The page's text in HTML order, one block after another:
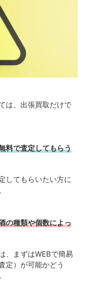
は、出張買取だけで
料で査定してもらう
してもらいたい方に
の種類や個数によっ
、まずはWEBで簡易
定）が可能かどう